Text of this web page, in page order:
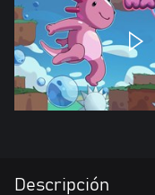
Descripción